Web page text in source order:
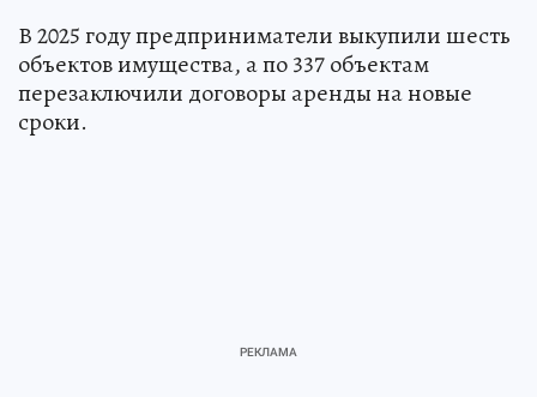
В 2025 году предприниматели выкупили шесть
объектов имущества, а по 337 объектам
перезаключили договоры аренды на новые
сроки.